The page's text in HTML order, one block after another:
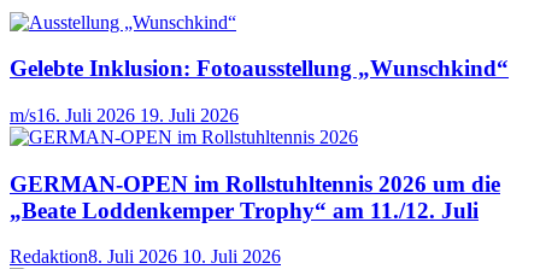
Gelebte Inklusion: Fotoausstellung „Wunschkind“
m/s16. Juli 2026 19. Juli 2026
GERMAN-OPEN im Rollstuhltennis 2026 um die
„Beate Loddenkemper Trophy“ am 11./12. Juli
Redaktion8. Juli 2026 10. Juli 2026